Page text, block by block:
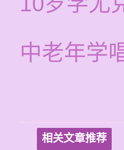
中老年学
相关文章推荐